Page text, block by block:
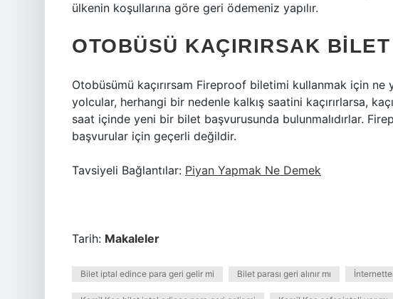
ülkenin koşullarına göre geri ödemeniz yapılır.
OTOBÜSÜ KAÇIRIRSAK
Otobüsümü kaçırırsam Fireproof biletimi kullanmak için
yolcular, herhangi bir nedenle kalkış saatini kaçırırlarsa,
saat içinde yeni bir bilet başvurusunda bulunmalıdırlar.
başvurular için geçerli değildir.
Tavsiyeli Bağlantılar: Piyan Yapmak Ne Demek
Tarih: Makaleler
Bilet iptal edince para geri gelir mi Bilet parası geri alınır mı